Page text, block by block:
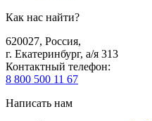
Как нас найти?
620027, Россия,
г. Екатеринбург, а/я 313
Контактный телефон:
8 800 500 11 67
Написать нам